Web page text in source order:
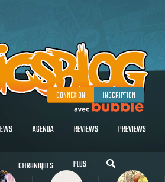
CONNEXION INSCRIPTION
AGENDA REVIEWS PREVIEWS
CHRONIQUES PLUS